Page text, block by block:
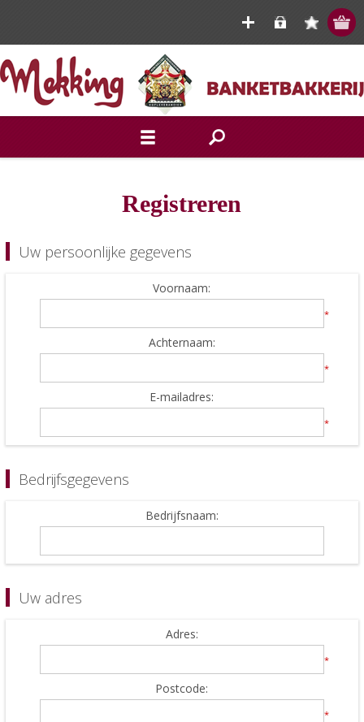
Registreren
Uw persoonlijke gegevens
Voornaam:
*
Achternaam:
*
E-mailadres:
*
Bedrijfsgegevens
Bedrijfsnaam:
Uw adres
Adres:
*
Postcode:
*